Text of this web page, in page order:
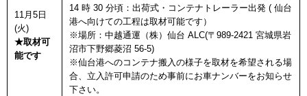
11月5日
(火)
★取材可
能です
14 時 30 分頃：出荷式・コンテナトレーラー出発 ( 仙台
港へ向けての工程は取材可能です）
※場所：中越通運（株）仙台 ALC(〒989-2421 宮城県岩
沼市下野郷菱沼 56-5)
※仙台港へのコンテナ搬入の様子を取材を希望される場
合、立入許可申請のため事前にお車ナンバーをお知らせ
下さい。